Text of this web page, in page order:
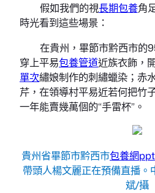
假如我們的視長期包養角
時光看到這些場景：
在貴州，畢節市黔西市的
穿上平易包養管道近族衣飾，
單次繡娘制作的刺繡蠟染；赤
芹，在領導村平易近若何把竹
一年能賣幾萬個的“手雷杯”。
貴州省畢節市黔西市包養網ppt
帶頭人楊文麗正在預備直播。
斌/攝